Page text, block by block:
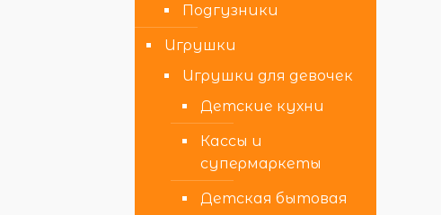
Подгузники
Игрушки
Игрушки для девочек
Детские кухни
Кассы и
супермаркеты
Детская бытовая